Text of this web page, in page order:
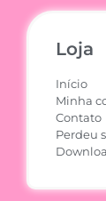
Loja
Início
Minha
Contato
Perdeu